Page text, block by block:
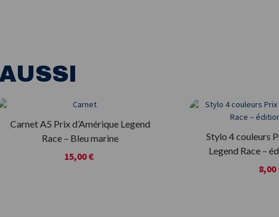
Carnet A5 Prix d’Amérique Legend
Race – Bleu marine
15,00 €
Stylo 4 couleurs
Legend Race –
8,00